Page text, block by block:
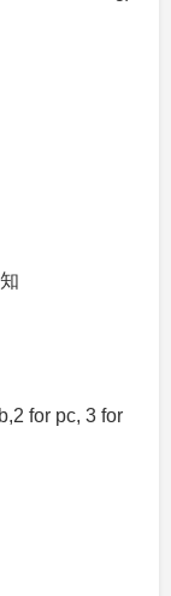
for pc, 3 for